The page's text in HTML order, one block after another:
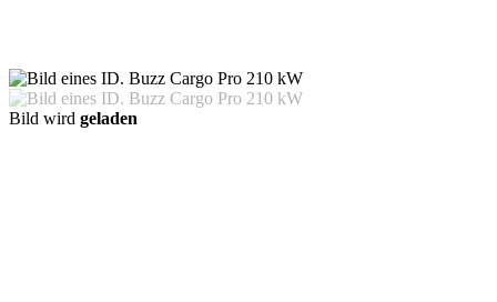
Bild wird geladen